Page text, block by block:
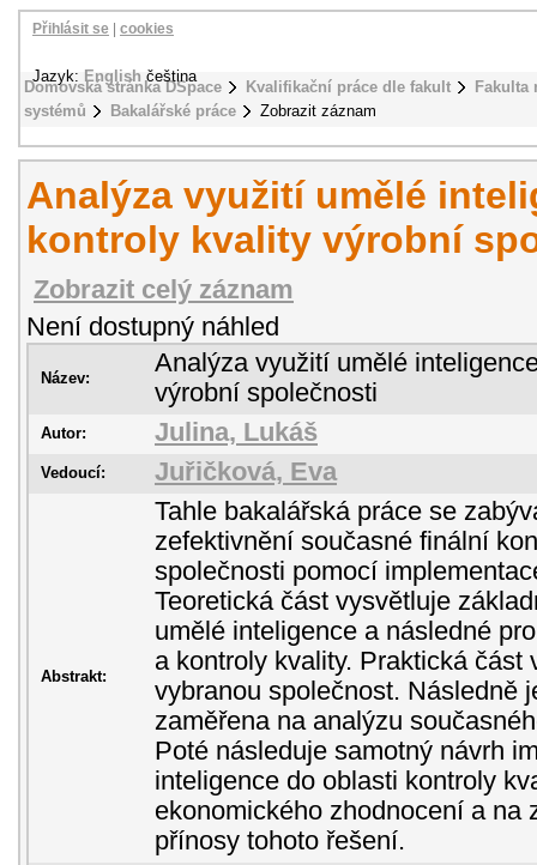
Domovská stránka DSpace Kvalifikační práce dle fakult
Fakulta
systémů
Bakalářské práce Zobrazit záznam
Přihlásit se cookies
Jazyk: English čeština
Analýza využití umělé
kontroly kvality výrobní
Zobrazit celý záznam
Není dostupný náhled
Název:
Analýza využití umělé
výrobní společnosti
Autor: Julina, Lukáš
Vedoucí: Juřičková, Eva
Abstrakt:
Tahle bakalářská práce se
zefektivnění současné finální
společnosti pomocí
Teoretická část vysvětluje
umělé inteligence a následné
a kontroly kvality. Praktická část
vybranou společnost. Následně
zaměřena na analýzu
Poté následuje samotný návrh
inteligence do oblasti kontroly
ekonomického zhodnocení a na
přínosy tohoto řešení.